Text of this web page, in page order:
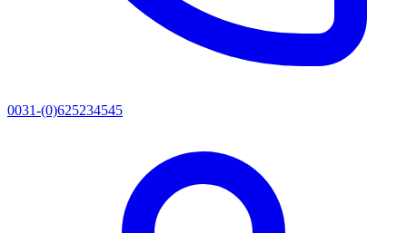
0031-(0)625234545